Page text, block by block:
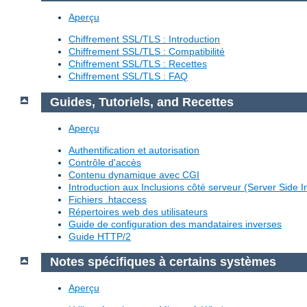
Aperçu
Chiffrement SSL/TLS : Introduction
Chiffrement SSL/TLS : Compatibilité
Chiffrement SSL/TLS : Recettes
Chiffrement SSL/TLS : FAQ
Guides, Tutoriels, and Recettes
Aperçu
Authentification et autorisation
Contrôle d'accès
Contenu dynamique avec CGI
Introduction aux Inclusions côté serveur (Server Side
Fichiers .htaccess
Répertoires web des utilisateurs
Guide de configuration des mandataires inverses
Guide HTTP/2
Notes spécifiques à certains systèmes
Aperçu